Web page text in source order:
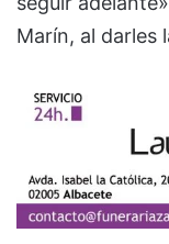
Marín, al darles